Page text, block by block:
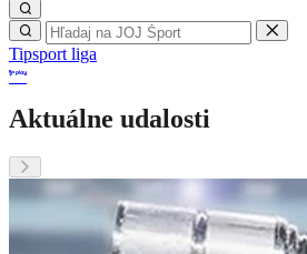
Tipsport liga
Aktuálne udalosti